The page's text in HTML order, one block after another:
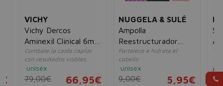
VICHY
Vichy Dercos
Aminexil Clinical 6ml
x 21uds
Combate la caída capilar
con resultados visibles.
unisex
79,00€ 66,95€
NUGGELA & SULÉ
Ampolla
Reestructurador
Instantáneo de
Keratina-Hialurónico
Fortalece e hidrata el
cabello
unisex
9,00€ 5,95€